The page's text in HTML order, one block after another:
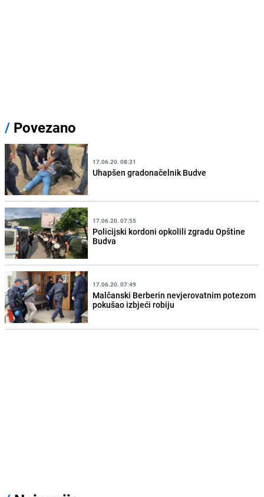
/ Povezano
17.06.20. 08:31
Uhapšen gradonačelnik Budve
17.06.20. 07:55
Policijski kordoni opkolili zgradu Opštine
Budva
17.06.20. 07:49
Malčanski Berberin nevjerovatnim potezom
pokušao izbjeći robiju